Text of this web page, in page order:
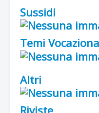
Sussidi
Temi
Altri
Riviste